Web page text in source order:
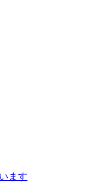
ます